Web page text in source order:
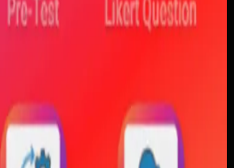
perilaku sistem sulit
yang berubah langsung saat
mahasiswa bisa melihat
simulasi secara lebih konkret.